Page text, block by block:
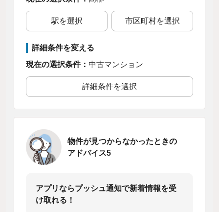
駅を選択 市区町村を選択
詳細条件を変える
現在の選択条件： 中古マンション
詳細条件を選択
物件が見つからなかったときの
アドバイス5
アプリならプッシュ通知で新着情報を受
け取れる！